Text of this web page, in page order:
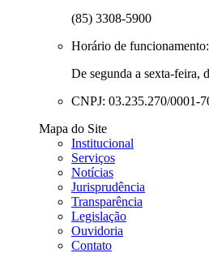
(85) 3308-5900
Horário de funcionamento:
De segunda a sexta-feira,
CNPJ: 03.235.270/0001-
Mapa do Site
Institucional
Serviços
Notícias
Jurisprudência
Transparência
Legislação
Ouvidoria
Contato